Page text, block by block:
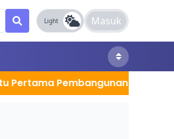
Light Masuk
Pembangunan Kantor